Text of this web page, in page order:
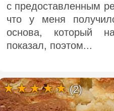
с предоставленным
что у меня
основа, который
показал, поэтом...
(2)